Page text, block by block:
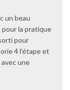
un beau
la pratique
pour
4 l’étape et
une